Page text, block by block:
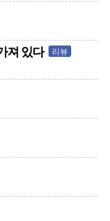
져 있다 리뷰